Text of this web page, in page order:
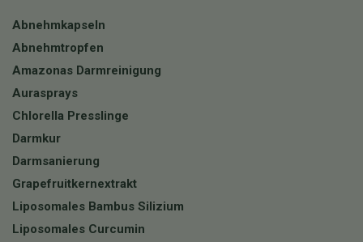
Abnehmkapseln
Abnehmtropfen
Amazonas Darmreinigung
Aurasprays
Chlorella Presslinge
Darmkur
Darmsanierung
Grapefruitkernextrakt
Liposomales Bambus Silizium
Liposomales Curcumin